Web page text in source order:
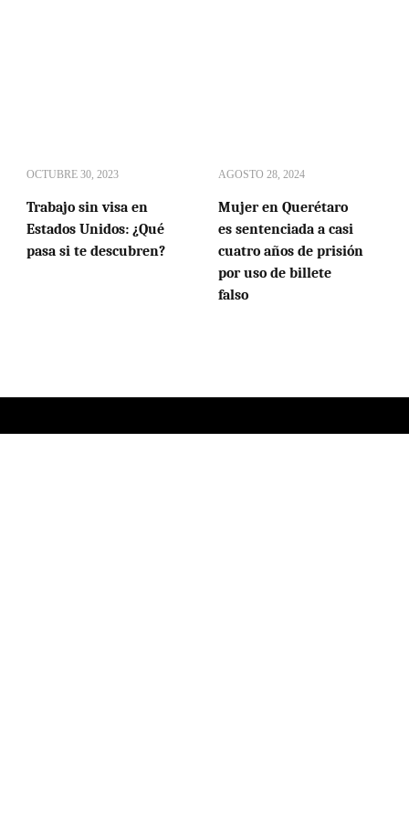
OCTUBRE 30, 2023
Trabajo sin visa en
Estados Unidos: ¿Qué
pasa si te descubren?
AGOSTO 28, 2024
Mujer en Querétaro
es sentenciada a casi
cuatro años de prisión
por uso de billete
falso